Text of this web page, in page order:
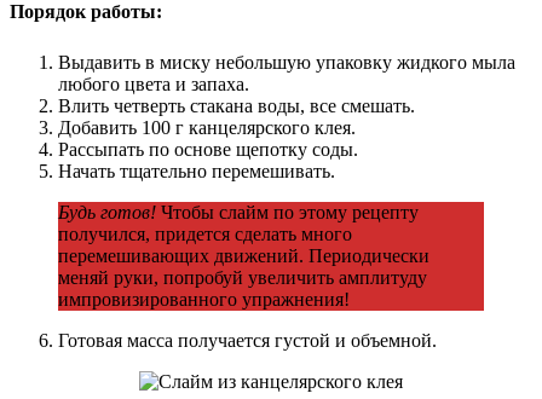
Порядок работы:
Выдавить в миску небольшую упаковку жидкого мыла
любого цвета и запаха.
Влить четверть стакана воды, все смешать.
Добавить 100 г канцелярского клея.
Рассыпать по основе щепотку соды.
Начать тщательно перемешивать.
Будь готов! Чтобы слайм по этому рецепту
получился, придется сделать много
перемешивающих движений. Периодически
меняй руки, попробуй увеличить амплитуду
импровизированного упражнения!
Готовая масса получается густой и объемной.